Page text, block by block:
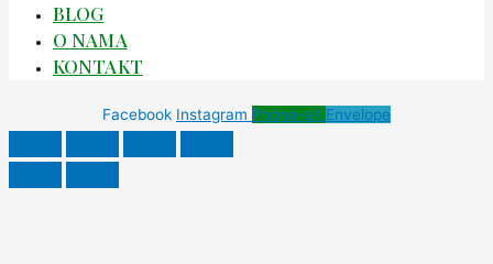
BLOG
O NAMA
KONTAKT
Facebook Instagram Phone-alt Envelope